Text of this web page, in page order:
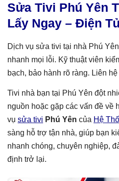
Sửa Tivi Phú Yên
Lấy Ngay – Điện
Dịch vụ sửa tivi tại nhà Phú
nhanh mọi lỗi. Kỹ thuật viên
bạch, bảo hành rõ ràng. Liên
Tivi nhà bạn tại Phú Yên đột
nguồn hoặc gặp các vấn đề về
vụ sửa tivi Phú Yên của Hệ
sàng hỗ trợ tận nhà, giúp bạn
nhanh chóng, chuyên nghiệp,
định trở lại.